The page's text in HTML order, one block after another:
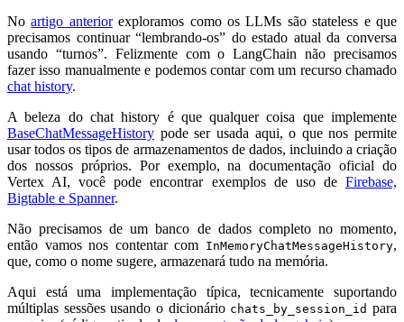
Noartigo anteriorexploramos como os LLMs são stateless e que
precisamos continuar “lembrando-os” do estado atual da conversa
usando “turnos”. Felizmente com o LangChain não precisamos
fazer isso manualmente e podemos contar com um recurso chamado
chat history.
A beleza do chat history é que qualquer coisa que implemente
BaseChatMessageHistory pode ser usada aqui, o que nos permite
usar todos os tipos de armazenamentos de dados, incluindo a criação
dos nossos próprios. Por exemplo, na documentação oficial do
Vertex AI, você pode encontrar exemplos de uso de Firebase,
Bigtable e Spanner.
Não precisamos de um banco de dados completo no momento,
então vamos nos contentar com InMemoryChatMessageHistory,
que, como o nome sugere, armazenará tudo na memória.
Aqui está uma implementação típica, tecnicamente suportando
múltiplas sessões usando o dicionário chats_by_session_id para